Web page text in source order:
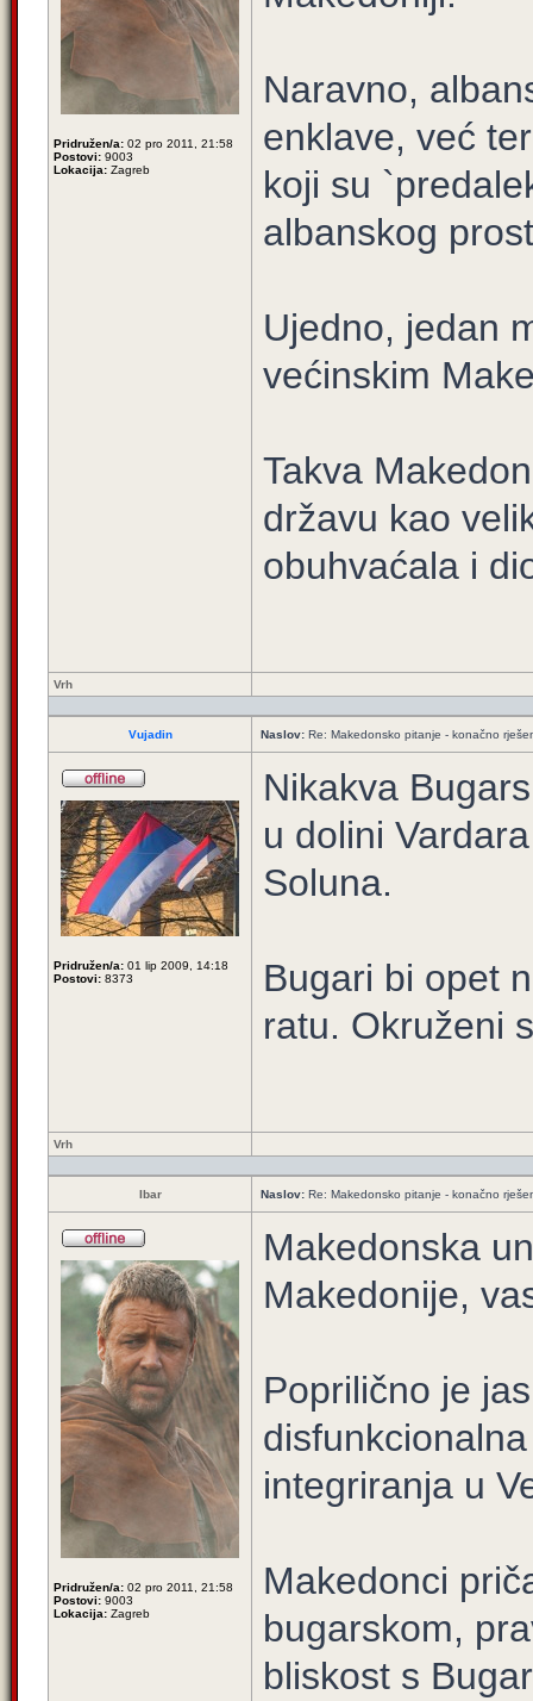
Pridružen/a: 02 pro 2011, 21:58
Postovi: 9003
Lokacija: Zagreb
Naravno,
enklave, već
koji su
albanskog
Ujedno, jedan
većinskim
Takva
državu kao
obuhvaćala i
Vrh
Vujadin Naslov: Re: Makedonsko pitanje - konačno
Pridružen/a: 01 lip 2009, 14:18
Postovi: 8373
Nikakva
u dolini
Soluna.
Bugari bi opet
ratu. Okruženi
Vrh
Ibar Naslov: Re: Makedonsko pitanje - konačno
Pridružen/a: 02 pro 2011, 21:58
Postovi: 9003
Lokacija: Zagreb
Makedonska
Makedonije,
Poprilično je
integriranja u
Makedonci
bugarskom,
bliskost s